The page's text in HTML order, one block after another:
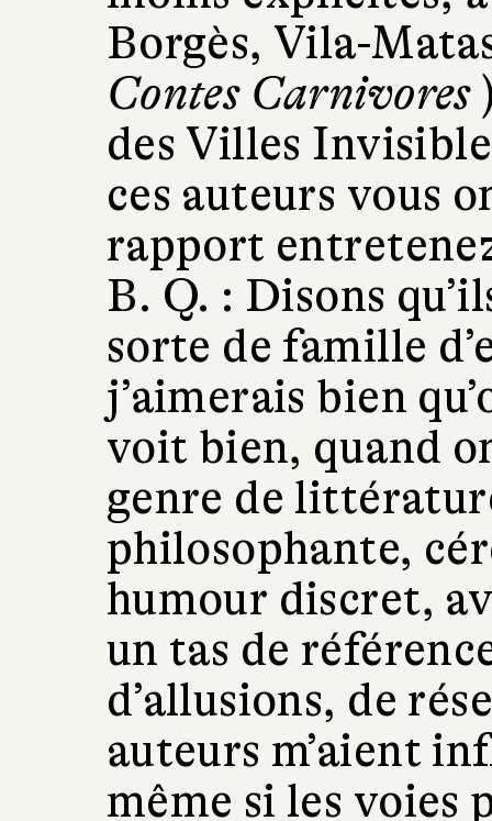
Borgès, Vila-
Contes Carnivores
des Villes
ces auteurs vous
rapport
B. Q. : Disons
sorte de famille
j’aimerais bien
voit bien, quand
genre de
philosophante,
humour discret,
un tas de
d’allusions, de
auteurs m’aient
même si les voies